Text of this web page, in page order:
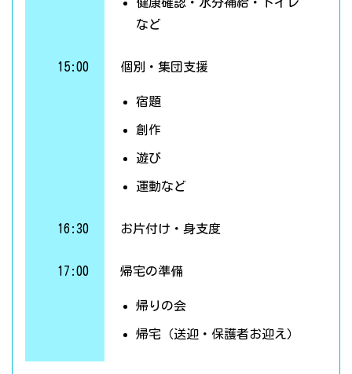
健康確認・水分補給・トイレ
など
15:00 個別・集団支援
宿題
創作
遊び
運動など
16:30 お片付け・身支度
17:00 帰宅の準備
帰りの会
帰宅（送迎・保護者お迎え）